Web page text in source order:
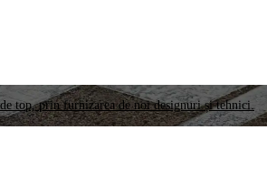
top, prin furnizarea de noi designuri și tehnici.